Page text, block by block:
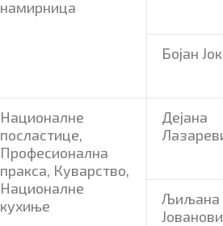
намирница
Бојан
Националне
посластице,
Професионална
пракса, Куварство,
Националне
кухиње
Дејана
Љиљана